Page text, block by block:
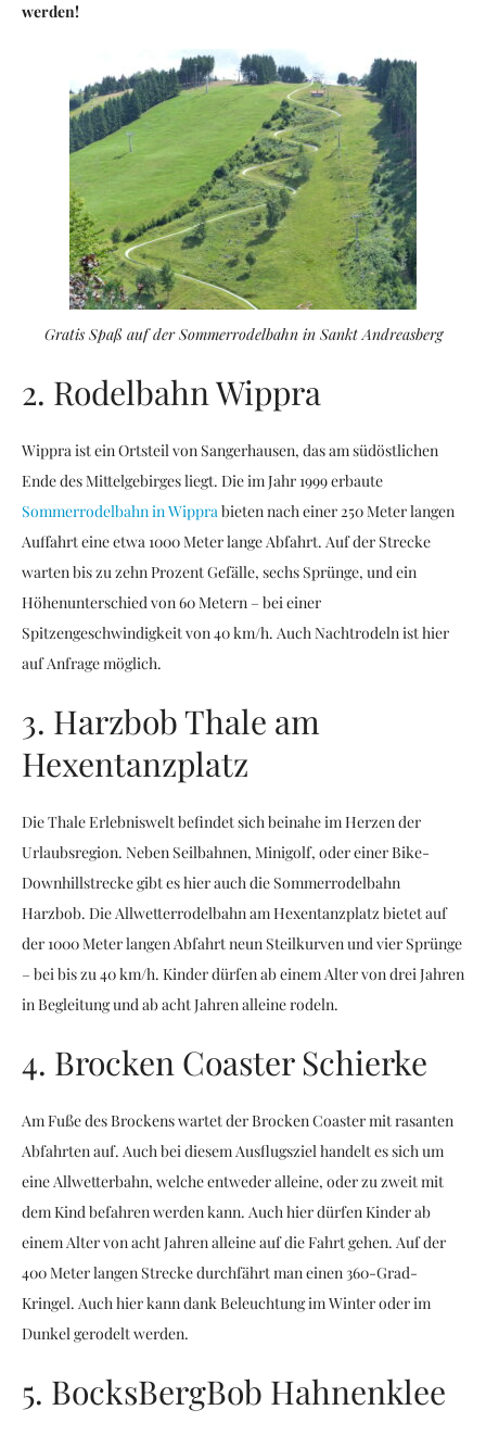
werden!
Gratis Spaß auf der Sommerrodelbahn in Sankt Andreasberg
2. Rodelbahn Wippra
Wippra ist ein Ortsteil von Sangerhausen, das am südöstlichen
Ende des Mittelgebirges liegt. Die im Jahr 1999 erbaute
Sommerrodelbahn in Wipprabieten nach einer 250 Meter langen
Auffahrt eine etwa 1000 Meter lange Abfahrt. Auf der Strecke
warten bis zu zehn Prozent Gefälle, sechs Sprünge, und ein
Höhenunterschied von 60 Metern – bei einer
Spitzengeschwindigkeit von 40 km/h. Auch Nachtrodeln ist hier
auf Anfrage möglich.
3. Harzbob Thale am
Hexentanzplatz
Die Thale Erlebniswelt befindet sich beinahe im Herzen der
Urlaubsregion. Neben Seilbahnen, Minigolf, oder einer Bike-
Downhillstrecke gibt es hier auch die Sommerrodelbahn
Harzbob. Die Allwetterrodelbahn am Hexentanzplatz bietet auf
der 1000 Meter langen Abfahrt neun Steilkurven und vier Sprünge
– bei bis zu 40 km/h. Kinder dürfen ab einem Alter von drei Jahren
in Begleitung und ab acht Jahren alleine rodeln.
4. Brocken Coaster Schierke
Am Fuße des Brockens wartet der Brocken Coaster mit rasanten
Abfahrten auf. Auch bei diesem Ausflugsziel handelt es sich um
eine Allwetterbahn, welche entweder alleine, oder zu zweit mit
dem Kind befahren werden kann. Auch hier dürfen Kinder ab
einem Alter von acht Jahren alleine auf die Fahrt gehen. Auf der
400 Meter langen Strecke durchfährt man einen 360-Grad-
Kringel. Auch hier kann dank Beleuchtung im Winter oder im
Dunkel gerodelt werden.
5. BocksBergBob Hahnenklee